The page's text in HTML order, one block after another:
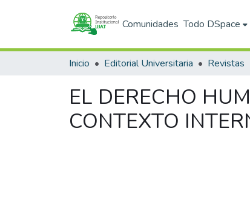
Comunidades Todo DSpace
Inicio Editorial Universitaria Revistas
EL DERECHO
CONTEXTO